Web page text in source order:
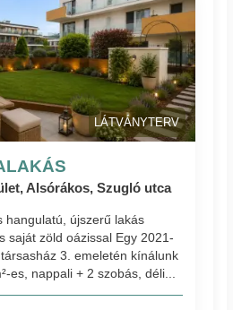
LÁTVÁNYTERV
Alsórákos, Szugló utca
hangulatú, újszerű lakás
saját zöld oázissal Egy 2021-
3. emeletén kínálunk
es, nappali + 2 szobás, déli...